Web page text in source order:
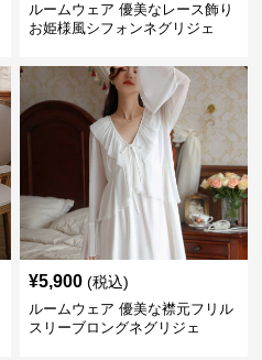
ルームウェア 優美なレース飾り
お姫様風シフォンネグリジェ
¥5,900 (税込)
ルームウェア 優美な襟元フリル
スリーブロングネグリジェ